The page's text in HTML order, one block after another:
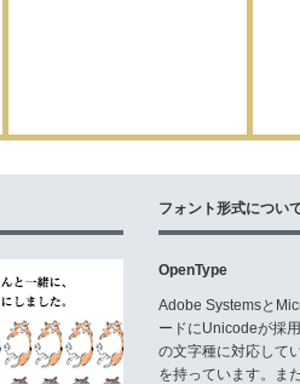
フォント形式につい
OpenType
Adobe Systemsと
ードにUnicodeが採
の文字種に対応して
を持っています。ま